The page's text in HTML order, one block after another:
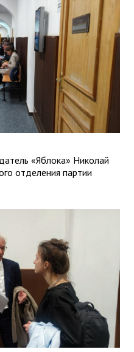
«Яблока» Николай
отделения партии